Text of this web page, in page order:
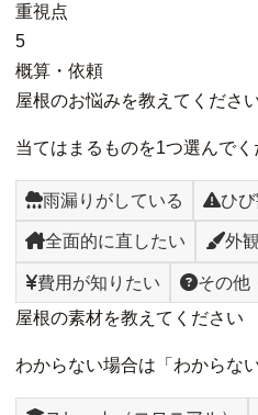
重視点
5
概算・依頼
屋根のお悩みを教えてくださ
当てはまるものを1つ選んでく
雨漏りがしている ひ
全面的に直したい 外
費用が知りたい
その他
屋根の素材を教えてください
わからない場合は「わからな